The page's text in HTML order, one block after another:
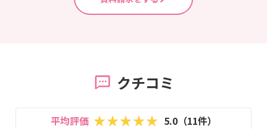
クチコミ
平均評価 5.0（11件）